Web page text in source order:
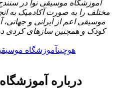
آموزشگاه موسیقی نوا در
مختلف را به صورت آکادمیک به
موسیقی اعم از ایرانی و
کودک و همچنین سازهای کردی
هوچینآموزشگاه
درباره